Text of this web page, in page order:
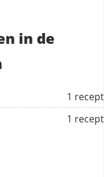
in de
1 recept
1 recept